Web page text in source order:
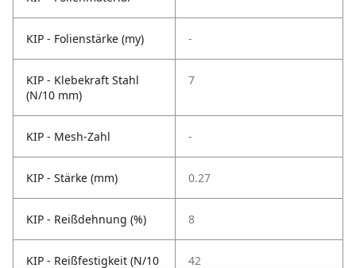
KIP - Folienstärke (my) -
KIP - Klebekraft Stahl
(N/10 mm)
7
KIP - Mesh-Zahl -
KIP - Stärke (mm) 0.27
KIP - Reißdehnung (%) 8
KIP - Reißfestigkeit (N/10
42